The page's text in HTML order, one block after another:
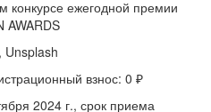
Unsplash
взнос: 0 ₽
2024 г., срок приема